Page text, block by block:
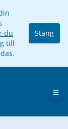
du
till
Stäng